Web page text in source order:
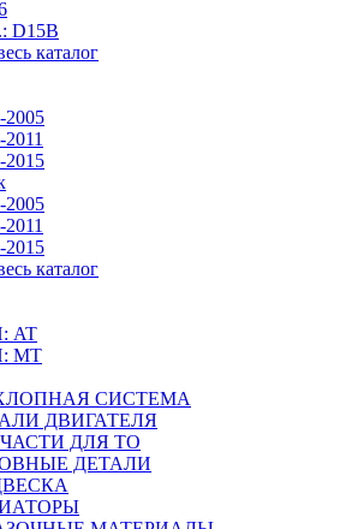
D15B
каталог
2005
2011
2015
2005
2011
2015
каталог
AT
MT
СИСТЕМА
ДВИГАТЕЛЯ
ДЛЯ ТО
ДЕТАЛИ